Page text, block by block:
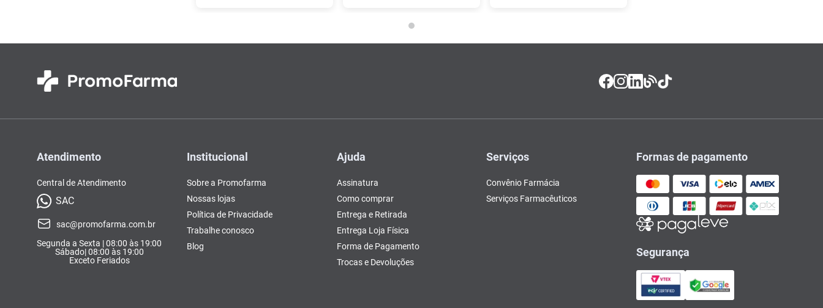
Atendimento
Central de Atendimento
SAC
sac@promofarma.com.br
Segunda a Sexta | 08:00 às 19:00
Sábado| 08:00 às 19:00
Exceto Feriados
Institucional
Sobre a Promofarma
Nossas lojas
Política de Privacidade
Trabalhe conosco
Blog
Ajuda
Assinatura
Como comprar
Entrega e Retirada
Entrega Loja Física
Forma de Pagamento
Trocas e Devoluções
Serviços
Convênio Farmácia
Serviços Farmacêuticos
Formas de pagamento
Segurança